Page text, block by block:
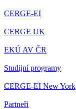
CERGE-EI
CERGE UK
EKÚ AV ČR
Studijní programy
CERGE-EI New York
Partneři